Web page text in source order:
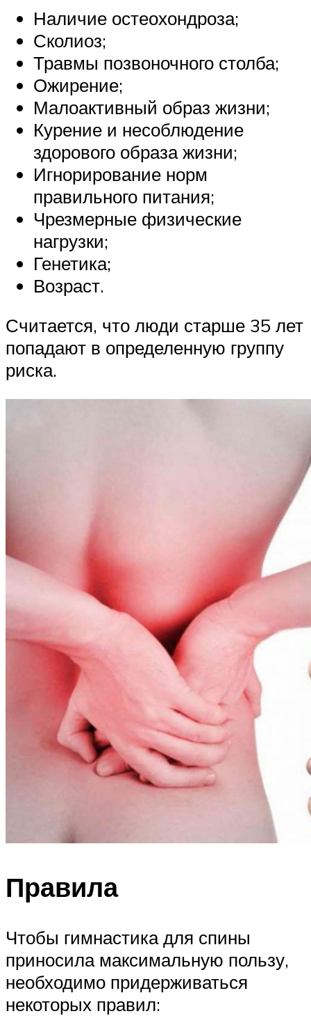
Наличие остеохондроза;
Сколиоз;
Травмы позвоночного столба;
Ожирение;
Малоактивный образ жизни;
Курение и несоблюдение
здорового образа жизни;
Игнорирование норм
правильного питания;
Чрезмерные физические
нагрузки;
Генетика;
Возраст.
Считается, что люди старше 35 лет
попадают в определенную группу
риска.
Правила
Чтобы гимнастика для спины
приносила максимальную пользу,
необходимо придерживаться
некоторых правил: